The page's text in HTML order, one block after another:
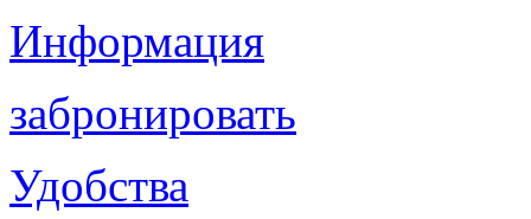
Информация
забронировать
Удобства